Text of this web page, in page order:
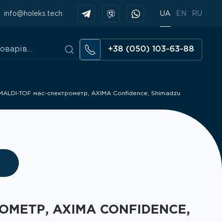
info@holeks.tech UA EN RU
+38 (050) 103-63-88
TOF мас-спектрометр, AXIMA Confidence, Shimadzu
AXIMA CONFIDENCE,